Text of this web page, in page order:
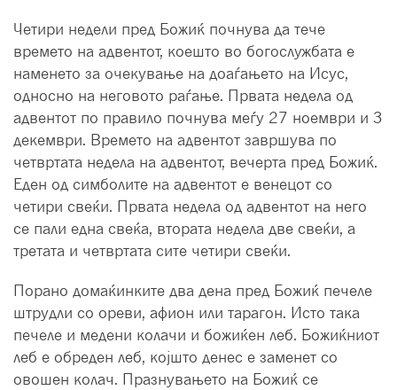
Четири недели пред Божиќ почнува да тече
времето на адвентот, коешто во богослужбата е
наменето за очекување на доаѓањето на Исус,
односно на неговото раѓање. Првата недела од
адвентот по правило почнува меѓу 27 ноември и 3
декември. Времето на адвентот завршува по
четвртата недела на адвентот, вечерта пред Божиќ.
Еден од симболите на адвентот е венецот со
четири свеќи. Првата недела од адвентот на него
се пали една свеќа, втората недела две свеќи, а
третата и четвртата сите четири свеќи.
Порано домаќинките два дена пред Божиќ печеле
штрудли со ореви, афион или тарагон. Исто така
печеле и медени колачи и божиќен леб. Божиќниот
леб е обреден леб, којшто денес е заменет со
овошен колач. Празнувањето на Божиќ се